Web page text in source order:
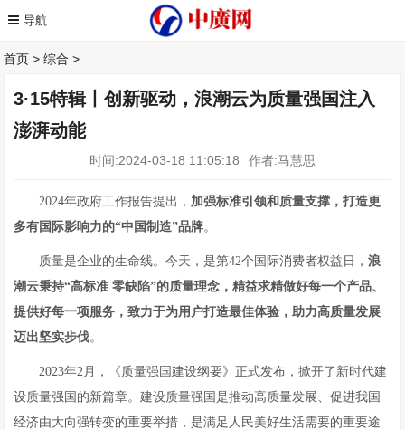
首页 >综合 >
3·15特辑丨创新驱动，浪潮云为质量强国注入
澎湃动能
时间:2024-03-18 11:05:18 作者:马慧思
2024年政府工作报告提出， 加强标准引领和质量支撑，打造更
多有国际影响力的“中国制造”品牌。
质量是企业的生命线。今天，是第42个国际消费者权益日，浪
潮云秉持“高标准 零缺陷”的质量理念，精益求精做好每一个产品、
提供好每一项服务，致力于为用户打造最佳体验，助力高质量发展
迈出坚实步伐。
2023年2月，《质量强国建设纲要》正式发布，掀开了新时代建
设质量强国的新篇章。建设质量强国是推动高质量发展、促进我国
经济由大向强转变的重要举措，是满足人民美好生活需要的重要途